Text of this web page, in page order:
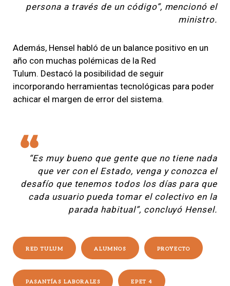
persona a través de un código”, mencionó el
ministro.
Además, Hensel habló de un balance positivo en un
año con muchas polémicas de la Red
Tulum. Destacó la posibilidad de seguir
incorporando herramientas tecnológicas para poder
achicar el margen de error del sistema.
“Es muy bueno que gente que no tiene nada
que ver con el Estado, venga y conozca el
desafío que tenemos todos los días para que
cada usuario pueda tomar el colectivo en la
parada habitual”, concluyó Hensel.
RED TULUM ALUMNOS PROYECTO
PASANTÍAS LABORALES EPET 4